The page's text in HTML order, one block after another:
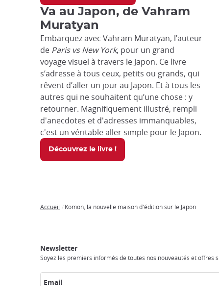
Va au Japon, de Vahram
Muratyan
Embarquez avec Vahram Muratyan, l’auteur
de Paris vs New York, pour un grand
voyage visuel à travers le Japon. Ce livre
s’adresse à tous ceux, petits ou grands, qui
rêvent d’aller un jour au Japon. Et à tous les
autres qui ne souhaitent qu’une chose : y
retourner. Magnifiquement illustré, rempli
d'anecdotes et d'adresses immanquables,
c'est un véritable aller simple pour le Japon.
Découvrez le livre !
Accueil Komon, la nouvelle maison d'édition sur le Japon
Newsletter
Soyez les premiers informés de toutes nos nouveautés et offres
Email
Experience
au
Japon
Internet
le
Japon